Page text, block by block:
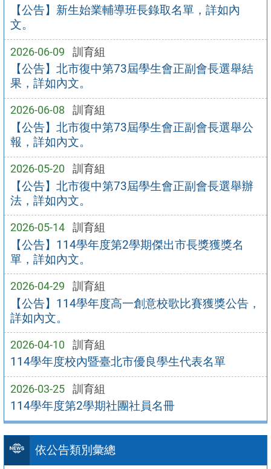
【公告】新生始業輔導班長錄取名單，詳如內
文。
2026-06-09 訓育組
【公告】北市復中第73屆學生會正副會長選舉結
果，詳如內文。
2026-06-08 訓育組
【公告】北市復中第73屆學生會正副會長選舉公
報，詳如內文。
2026-05-20 訓育組
【公告】北市復中第73屆學生會正副會長選舉辦
法，詳如內文。
2026-05-14 訓育組
【公告】114學年度第2學期傑出市長獎獲獎名
單，詳如內文。
2026-04-29 訓育組
【公告】114學年度高一創意校歌比賽獲獎公告，
詳如內文。
2026-04-10 訓育組
114學年度校內暨臺北市優良學生代表名單
2026-03-25 訓育組
114學年度第2學期社團社員名冊
依公告類別彙總